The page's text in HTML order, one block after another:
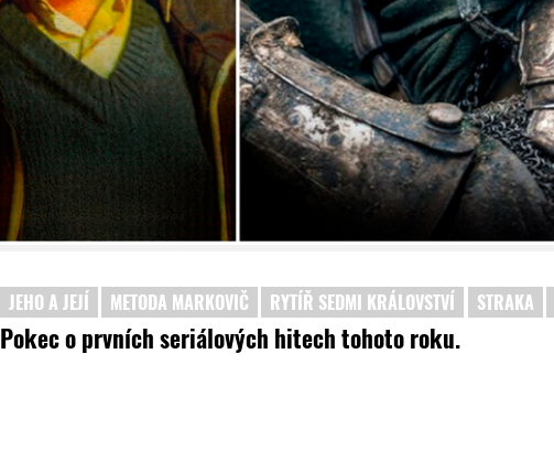
JEHO A JEJÍ METODA MARKOVIČ RYTÍŘ SEDMI KRÁLOVSTVÍ STRAKA
Pokec o prvních seriálových hitech tohoto roku.